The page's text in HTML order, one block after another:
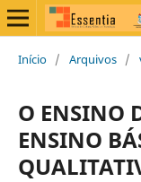
Início / Arquivos /
O ENSINO
ENSINO